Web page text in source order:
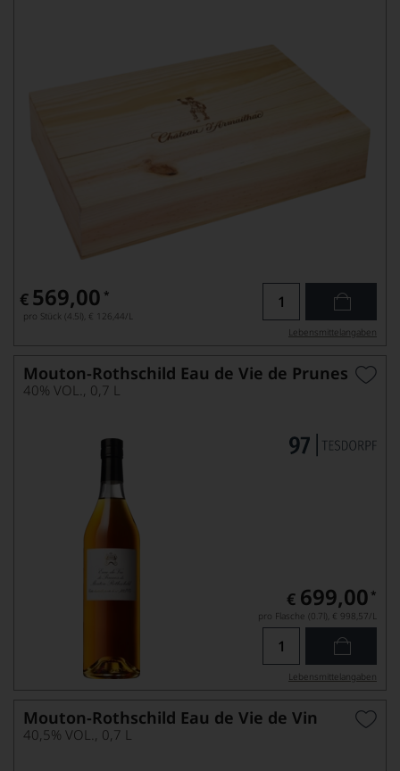
€ 569,00 *
pro Stück (4.5l), € 126,44/L
Lebensmittel­angaben
Mouton-Rothschild Eau de Vie de Prunes
40% VOL., 0,7 L
€ 699,00 *
pro Flasche (0.7l), € 998,57/L
Lebensmittel­angaben
Mouton-Rothschild Eau de Vie de Vin
40,5% VOL., 0,7 L